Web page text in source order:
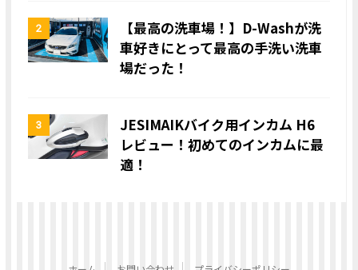
2
【最高の洗車場！】D-Washが洗
車好きにとって最高の手洗い洗車
場だった！
3
JESIMAIKバイク用インカム H6
レビュー！初めてのインカムに最
適！